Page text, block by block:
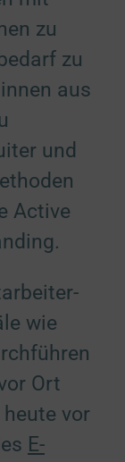
zu
zu
aus
und
Active
wie
Ort
vor
E-